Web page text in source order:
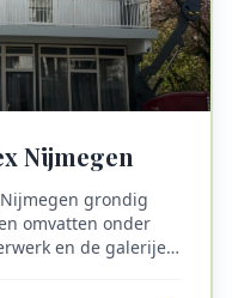
Nijmegen
grondig
omvatten onder
en de galerijen